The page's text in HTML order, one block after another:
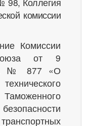
комиссии
Комиссии
от 9
№ 877 «О